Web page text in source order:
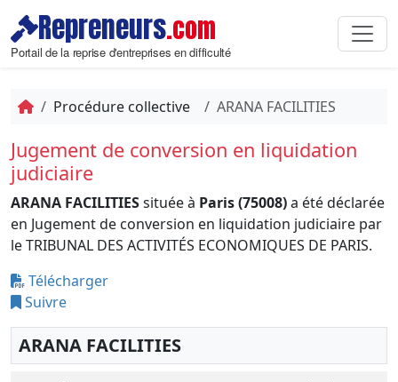
Repreneurs.com
Portail de la reprise d'entreprises en difficulté
Procédure collective ARANA FACILITIES
Jugement de conversion en liquidation
judiciaire
ARANA FACILITIESsituée à Paris (75008)a été déclarée
en Jugement de conversion en liquidation judiciaire par
le TRIBUNAL DES ACTIVITÉS ECONOMIQUES DE PARIS.
Télécharger
Suivre
ARANA FACILITIES